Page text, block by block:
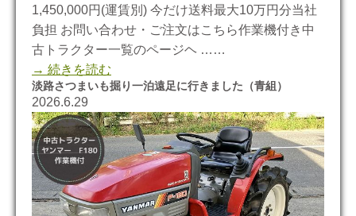
1,450,000円(運賃別) 今だけ送料最大10万円分当社
負担 お問い合わせ・ご注文はこちら作業機付き中
古トラクター一覧のページヘ ……
→ 続きを読む
淡路さつまいも掘り一泊遠足に行きました（青組）
2026.6.29